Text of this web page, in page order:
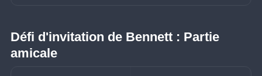
Défi d'invitation de Bennett : Partie
amicale